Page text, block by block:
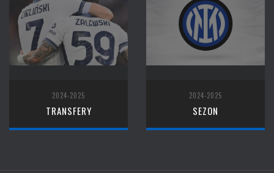
2024-2025
TRANSFERY
2024-2025
SEZON